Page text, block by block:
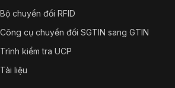
Bộ chuyển đổi RFID
Công cụ chuyển đổi SGTIN sang GTIN
Trình kiểm tra UCP
Tài liệu